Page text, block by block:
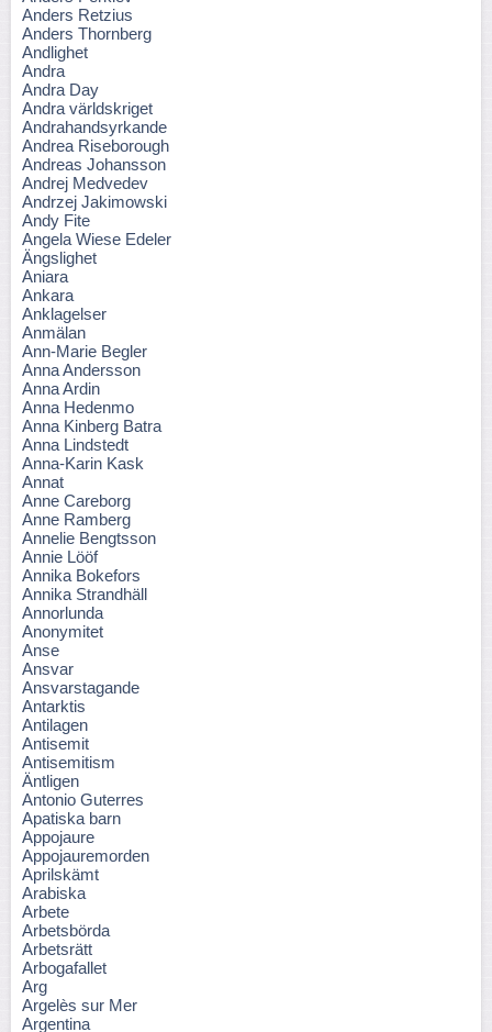
Anders Retzius
Anders Thornberg
Andlighet
Andra
Andra Day
Andra världskriget
Andrahandsyrkande
Andrea Riseborough
Andreas Johansson
Andrej Medvedev
Andrzej Jakimowski
Andy Fite
Angela Wiese Edeler
Ängslighet
Aniara
Ankara
Anklagelser
Anmälan
Ann-Marie Begler
Anna Andersson
Anna Ardin
Anna Hedenmo
Anna Kinberg Batra
Anna Lindstedt
Anna-Karin Kask
Annat
Anne Careborg
Anne Ramberg
Annelie Bengtsson
Annie Lööf
Annika Bokefors
Annika Strandhäll
Annorlunda
Anonymitet
Anse
Ansvar
Ansvarstagande
Antarktis
Antilagen
Antisemit
Antisemitism
Äntligen
Antonio Guterres
Apatiska barn
Appojaure
Appojauremorden
Aprilskämt
Arabiska
Arbete
Arbetsbörda
Arbetsrätt
Arbogafallet
Arg
Argelès sur Mer
Argentina